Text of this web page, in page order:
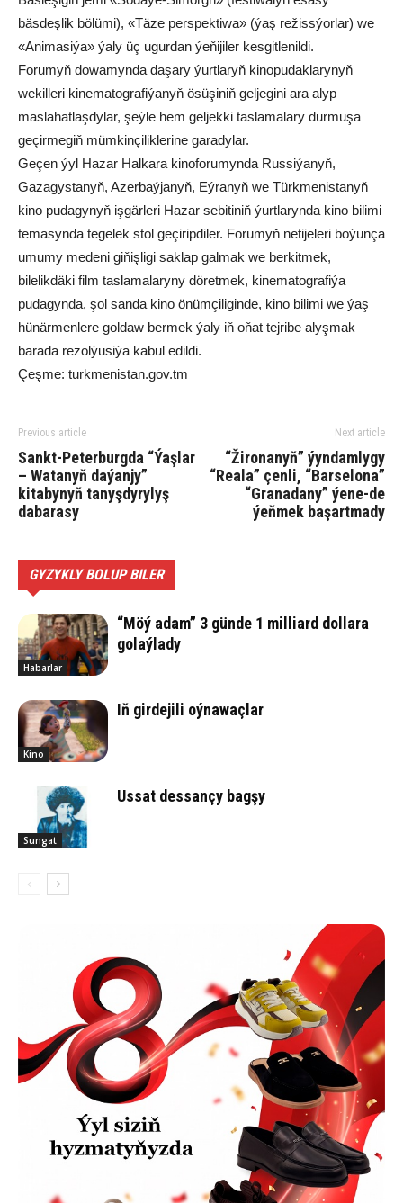
bäsdeşlik bölümi), «Täze perspektiwa» (ýaş režissýorlar) we
«Animasiýa» ýaly üç ugurdan ýeňijiler kesgitlenildi.
Forumyň dowamynda daşary ýurtlaryň kinopudaklarynyň
wekilleri kinematografiýanyň ösüşiniň geljegini ara alyp
maslahatlaşdylar, şeýle hem geljekki taslamalary durmuşa
geçirmegiň mümkinçiliklerine garadylar.
Geçen ýyl Hazar Halkara kinoforumynda Russiýanyň,
Gazagystanyň, Azerbaýjanyň, Eýranyň we Türkmenistanyň
kino pudagynyň işgärleri Hazar sebitiniň ýurtlarynda kino bilimi
temasynda tegelek stol geçiripdiler. Forumyň netijeleri boýunça
umumy medeni giňişligi saklap galmak we berkitmek,
bilelikdäki film taslamalaryny döretmek, kinematografiýa
pudagynda, şol sanda kino önümçiliginde, kino bilimi we ýaş
hünärmenlere goldaw bermek ýaly iň oňat tejribe alyşmak
barada rezolýusiýa kabul edildi.
Çeşme: turkmenistan.gov.tm
Previous article
Sankt-Peterburgda “Ýaşlar
– Watanyň daýanjy”
kitabynyň tanyşdyrylyş
dabarasy
Next article
“Žironanyň” ýyndamlygy
“Reala” çenli, “Barselona”
“Granadany” ýene-de
ýeňmek başartmady
GYZYKLY BOLUP BILER
Habarlar
“Möý adam” 3 günde 1 milliard dollara
golaýlady
Kino
Iň girdejili oýnawaçlar
Sungat
Ussat des­san­çy bag­şy